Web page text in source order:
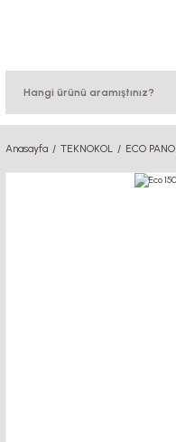
Anasayfa TEKNOKOL ECO PANO